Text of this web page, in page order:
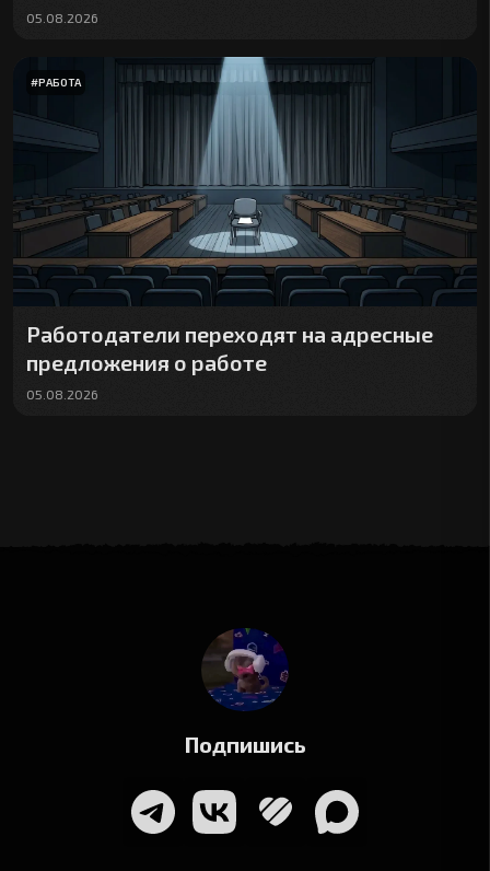
05.08.2026
#РАБОТА
Работодатели переходят на адресные
предложения о работе
05.08.2026
Подпишись